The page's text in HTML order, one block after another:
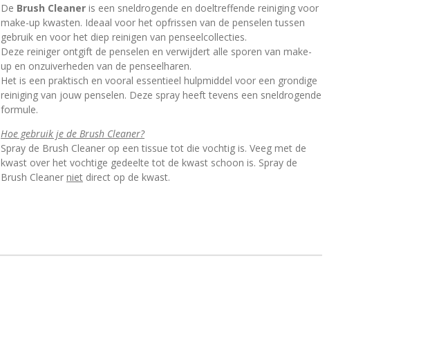
De Brush Cleaner is een sneldrogende en doeltreffende reiniging voor
make-up kwasten. Ideaal voor het opfrissen van de penselen tussen
gebruik en voor het diep reinigen van penseelcollecties.
Deze reiniger ontgift de penselen en verwijdert alle sporen van make-
up en onzuiverheden van de penseelharen.
Het is een praktisch en vooral essentieel hulpmiddel voor een grondige
reiniging van jouw penselen. Deze spray heeft tevens een sneldrogende
formule.
Hoe gebruik je de Brush Cleaner?
Spray de Brush Cleaner op een tissue tot die vochtig is. Veeg met de
kwast over het vochtige gedeelte tot de kwast schoon is. Spray de
Brush Cleaner niet direct op de kwast.